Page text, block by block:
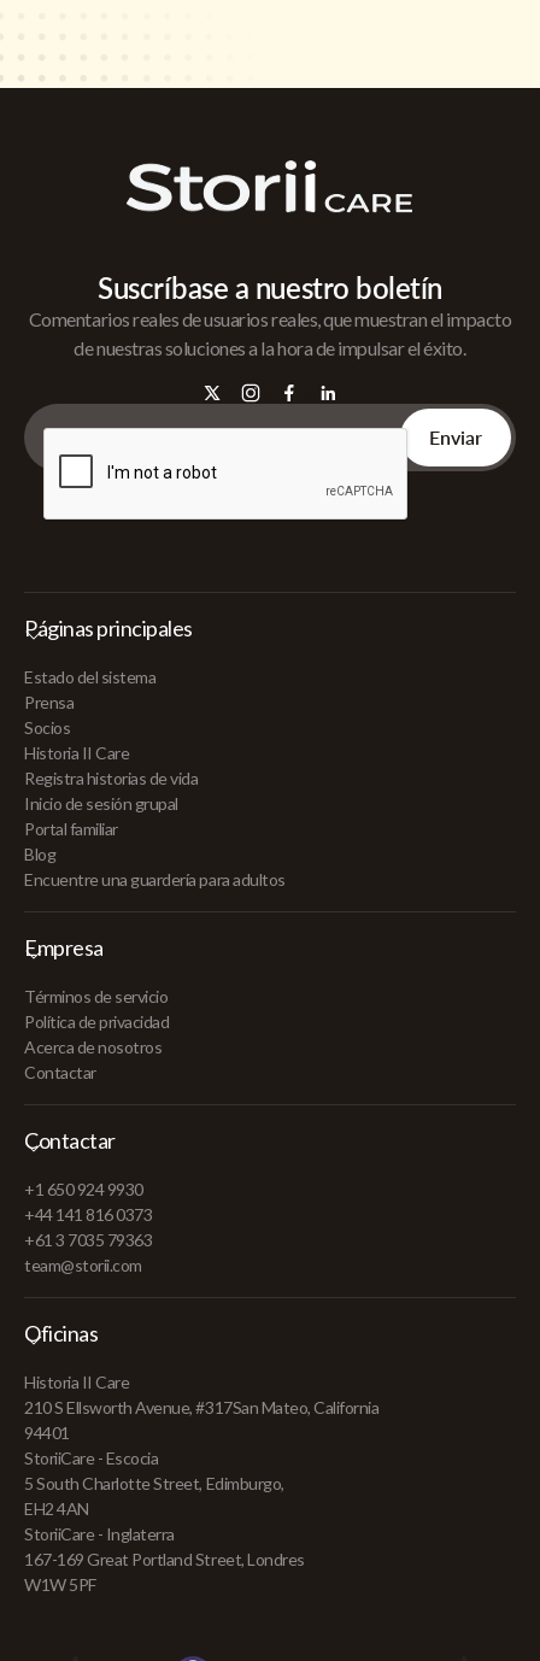
Suscríbase a nuestro boletín
Comentarios reales de usuarios reales, que muestran el impacto
de nuestras soluciones a la hora de impulsar el éxito.
Páginas principales
Estado del sistema
Prensa
Socios
Historia II Care
Registra historias de vida
Inicio de sesión grupal
Portal familiar
Blog
Encuentre una guardería para adultos
Empresa
Términos de servicio
Política de privacidad
Acerca de nosotros
Contactar
Contactar
+1 650 924 9930
+44 141 816 0373
+61 3 7035 79363
team@storii.com
Oficinas
Historia II Care
210 S Ellsworth Avenue, #317San Mateo, California
94401
StoriiCare - Escocia
5 South Charlotte Street, Edimburgo,
EH2 4AN
StoriiCare - Inglaterra
167-169 Great Portland Street, Londres
W1W 5PF